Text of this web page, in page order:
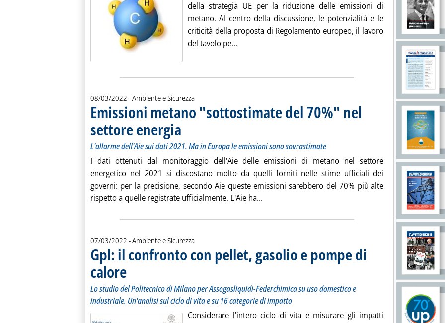
della strategia UE per la riduzione delle emissioni di
metano. Al centro della discussione, le potenzialità e le
criticità della proposta di Regolamento europeo, il lavoro
del tavolo pe... Leggi tutta la notizia: 'Emissioni metano, il ruolo
08/03/2022 - Ambiente e Sicurezza
Emissioni metano "sottostimate del 70%" nel
settore energia
L'allarme dell'Aie sui dati 2021. Ma in Europa le emissioni sono sovrastimate
I dati ottenuti dal monitoraggio dell'Aie delle emissioni di metano nel settore
energetico nel 2021 si discostano molto da quelli forniti nelle stime ufficiali dei
governi: per la precisione, secondo Aie queste emissioni sarebbero del 70% più alte
rispetto a quelle registrate ufficialmente. L'Aie ha... Leggi tutta la notizia: 'Emissioni metano
07/03/2022 - Ambiente e Sicurezza
Gpl: il confronto con pellet, gasolio e pompe di
calore . Sottotitolo: Lo studio del Politecnico di Milano per Assogasliquidi-Federchimica su uso domestico e industriale. Un'analisi sul ciclo
. Pubblicata lunedì 07 marzo 2022 alle 13.7.
Lo studio del Politecnico di Milano per Assogasliquidi-Federchimica su uso domestico e
industriale. Un'analisi sul ciclo di vita e su 16 categorie di impatto
Considerare l'intero ciclo di vita e misurare gli impatti